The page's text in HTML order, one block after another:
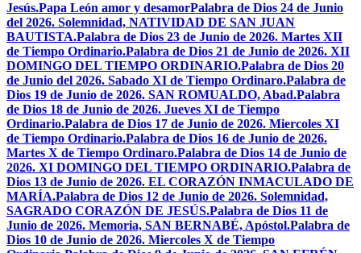
Jesús.Papa León amor y desamorPalabra de Dios 24 de Junio
del 2026. Solemnidad, NATIVIDAD DE SAN JUAN
BAUTISTA.Palabra de Dios 23 de Junio de 2026. Martes XII
de Tiempo Ordinario.Palabra de Dios 21 de Junio de 2026. XII
DOMINGO DEL TIEMPO ORDINARIO.Palabra de Dios 20
de Junio del 2026. Sabado XI de Tiempo Ordinaro.Palabra de
Dios 19 de Junio de 2026. SAN ROMUALDO, Abad.Palabra
de Dios 18 de Junio de 2026. Jueves XI de Tiempo
Ordinario.Palabra de Dios 17 de Junio de 2026. Miercoles XI
de Tiempo Ordinario.Palabra de Dios 16 de Junio de 2026.
Martes X de Tiempo Ordinaro.Palabra de Dios 14 de Junio de
2026. XI DOMINGO DEL TIEMPO ORDINARIO.Palabra de
Dios 13 de Junio de 2026. EL CORAZÓN INMACULADO DE
MARÍA.Palabra de Dios 12 de Junio de 2026. Solemnidad,
SAGRADO CORAZÓN DE JESÚS.Palabra de Dios 11 de
Junio de 2026. Memoria, SAN BERNABÉ, Apóstol.Palabra de
Dios 10 de Junio de 2026. Miercoles X de Tiempo